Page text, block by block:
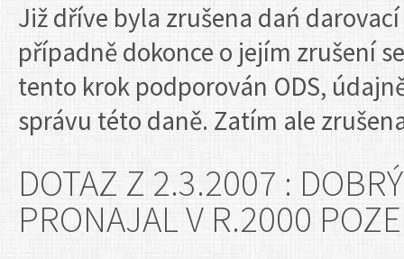
Již dříve byla zrušena dań
případně dokonce o jejím zrušení
tento krok podporován ODS,
správu této daně. Zatím ale
DOTAZ Z 2.3.2007 :
PRONAJAL V R.2000